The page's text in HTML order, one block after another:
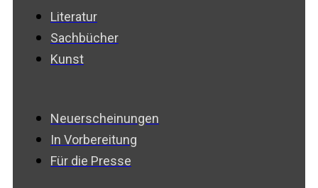
Literatur
Sachbücher
Kunst
Neuerscheinungen
In Vorbereitung
Für die Presse